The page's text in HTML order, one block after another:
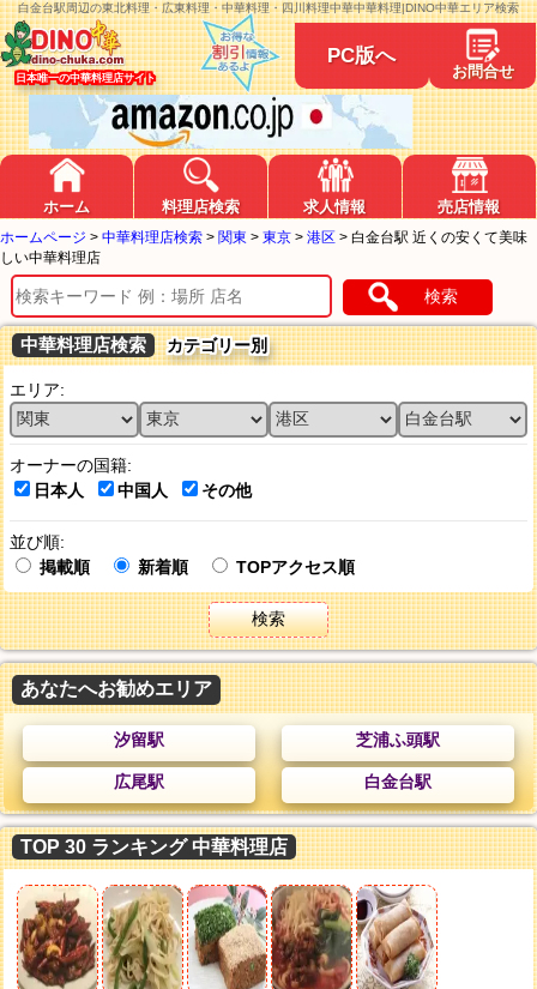
白金台駅周辺の東北料理・広東料理・中華料理・四川料理中華中華料理|DINO中華エリア検索
日本唯一の中華料理店サイト
PC版へ
お問合せ
ホーム 料理店検索 求人情報 売店情報
ホームページ > 中華料理店検索 > 関東 > 東京 > 港区 > 白金台駅 近くの安くて美味
しい中華料理店
検索
中華料理店検索 カテゴリー別
エリア:
オーナーの国籍:
日本人
中国人 その他
並び順:
掲載順
新着順 TOPアクセス順
検索
あなたへお勧めエリア
汐留駅 芝浦ふ頭駅
広尾駅 白金台駅
TOP 30 ランキング 中華料理店